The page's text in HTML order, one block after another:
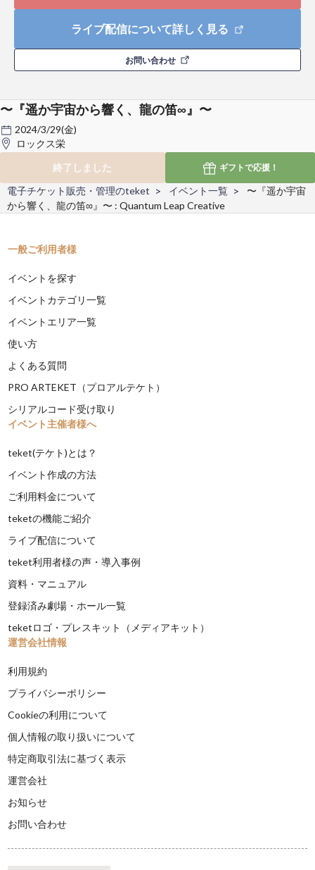
ライブ配信について詳しく見る
お問い合わせ
〜『遥か宇宙から響く、龍の笛∞』〜
2024/3/29(金)
ロックス栄
終了しました
ギフトで応援！
電子チケット販売・管理のteket イベント一覧
〜『遥か宇宙
から響く、龍の笛∞』〜 : Quantum Leap Creative
一般ご利用者様
イベントを探す
イベントカテゴリ一覧
イベントエリア一覧
使い方
よくある質問
PRO ARTEKET（プロアルテケト）
シリアルコード受け取り
イベント主催者様へ
teket(テケト)とは？
イベント作成の方法
ご利用料金について
teketの機能ご紹介
ライブ配信について
teket利用者様の声・導入事例
資料・マニュアル
登録済み劇場・ホール一覧
teketロゴ・プレスキット（メディアキット）
運営会社情報
利用規約
プライバシーポリシー
Cookieの利用について
個人情報の取り扱いについて
特定商取引法に基づく表示
運営会社
お知らせ
お問い合わせ